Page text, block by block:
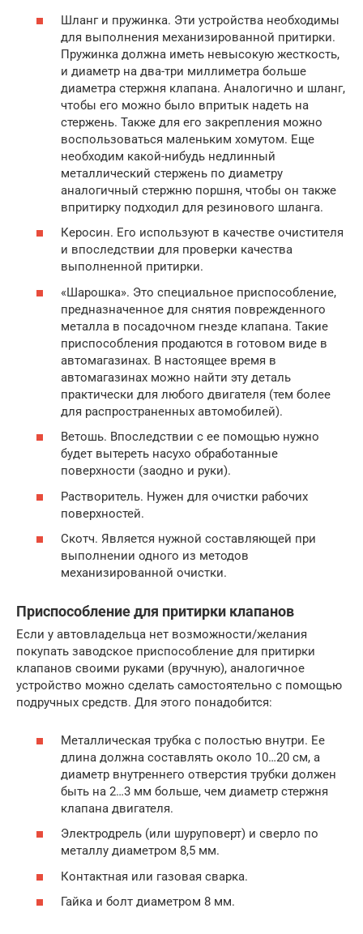
Шланг и пружинка. Эти устройства необходимы
для выполнения механизированной притирки.
Пружинка должна иметь невысокую жесткость,
и диаметр на два-три миллиметра больше
диаметра стержня клапана. Аналогично и шланг,
чтобы его можно было впритык надеть на
стержень. Также для его закрепления можно
воспользоваться маленьким хомутом. Еще
необходим какой-нибудь недлинный
металлический стержень по диаметру
аналогичный стержню поршня, чтобы он также
впритирку подходил для резинового шланга.
Керосин. Его используют в качестве очистителя
и впоследствии для проверки качества
выполненной притирки.
«Шарошка». Это специальное приспособление,
предназначенное для снятия поврежденного
металла в посадочном гнезде клапана. Такие
приспособления продаются в готовом виде в
автомагазинах. В настоящее время в
автомагазинах можно найти эту деталь
практически для любого двигателя (тем более
для распространенных автомобилей).
Ветошь. Впоследствии с ее помощью нужно
будет вытереть насухо обработанные
поверхности (заодно и руки).
Растворитель. Нужен для очистки рабочих
поверхностей.
Скотч. Является нужной составляющей при
выполнении одного из методов
механизированной очистки.
Приспособление для притирки клапанов
Если у автовладельца нет возможности/желания
покупать заводское приспособление для притирки
клапанов своими руками (вручную), аналогичное
устройство можно сделать самостоятельно с помощью
подручных средств. Для этого понадобится:
Металлическая трубка с полостью внутри. Ее
длина должна составлять около 10…20 см, а
диаметр внутреннего отверстия трубки должен
быть на 2…3 мм больше, чем диаметр стержня
клапана двигателя.
Электродрель (или шуруповерт) и сверло по
металлу диаметром 8,5 мм.
Контактная или газовая сварка.
Гайка и болт диаметром 8 мм.